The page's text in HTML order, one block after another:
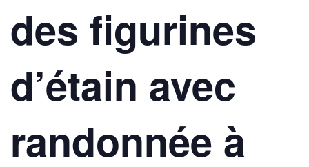
des figurines
d’étain avec
randonnée à